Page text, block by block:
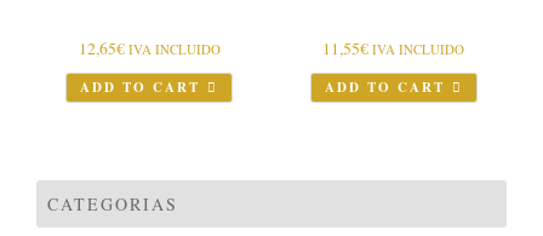
12,65€ IVA INCLUIDO
ADD TO CART
11,55€ IVA INCLUIDO
ADD TO CART
CATEGORIAS